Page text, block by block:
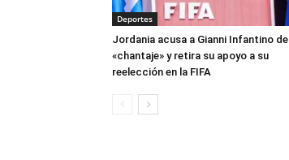
Deportes
Jordania acusa a Gianni Infantino de
«chantaje» y retira su apoyo a su
reelección en la FIFA